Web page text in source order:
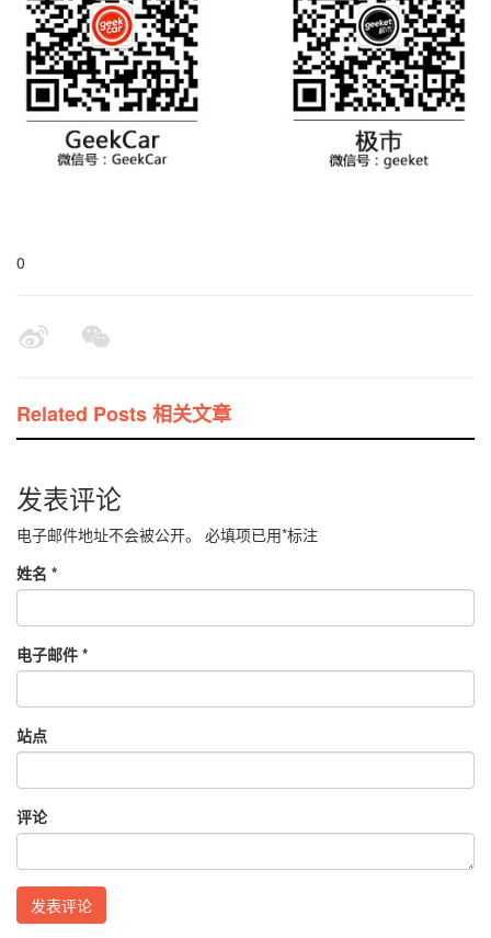
0
Related Posts 相关文章
发表评论
电子邮件地址不会被公开。 必填项已用*标注
姓名 *
电子邮件 *
站点
评论